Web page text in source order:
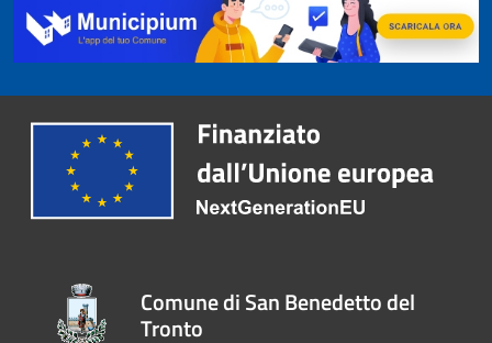
Comune di San Benedetto del
Tronto